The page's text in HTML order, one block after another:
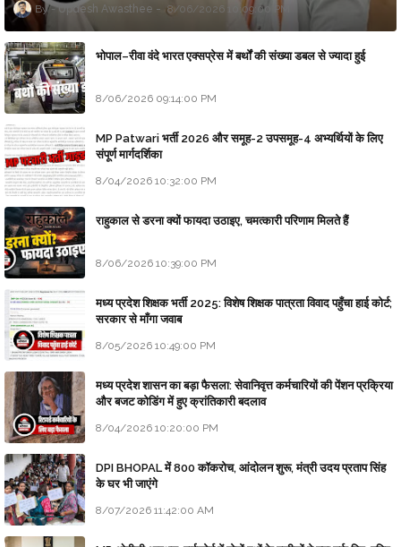
Updesh Awasthee 8/06/2026 10:09:00 PM
भोपाल–रीवा वंदे भारत एक्सप्रेस में बर्थों की संख्या डबल से ज्यादा हुई
8/06/2026 09:14:00 PM
MP Patwari भर्ती 2026 और समूह-2 उपसमूह-4 अभ्यर्थियों के लिए
संपूर्ण मार्गदर्शिका
8/04/2026 10:32:00 PM
राहुकाल से डरना क्यों फायदा उठाइए, चमत्कारी परिणाम मिलते हैं
8/06/2026 10:39:00 PM
मध्य प्रदेश शिक्षक भर्ती 2025: विशेष शिक्षक पात्रता विवाद पहुँचा हाई कोर्ट;
सरकार से माँगा जवाब
8/05/2026 10:49:00 PM
मध्य प्रदेश शासन का बड़ा फैसला: सेवानिवृत्त कर्मचारियों की पेंशन प्रक्रिया
और बजट कोडिंग में हुए क्रांतिकारी बदलाव
8/04/2026 10:20:00 PM
DPI BHOPAL में 800 कॉकरोच, आंदोलन शुरू, मंत्री उदय प्रताप सिंह
के घर भी जाएंगे
8/07/2026 11:42:00 AM